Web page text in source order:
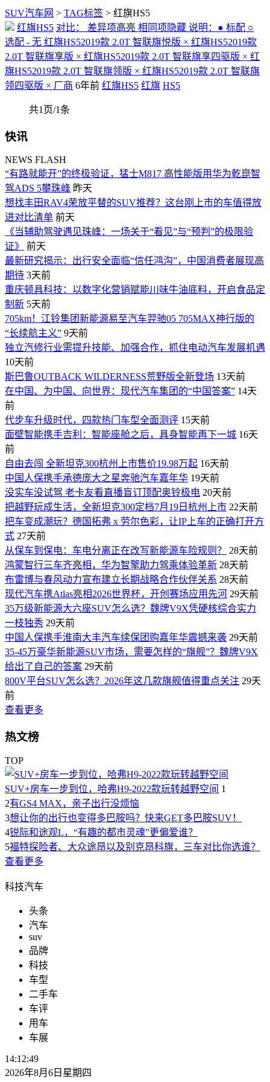
SUV汽车网 > TAG标签 > 红旗HS5
红旗HS5 对比： 差异项高亮 相同项隐藏 说明：● 标配 ○
选配 - 无 红旗HS52019款 2.0T 智联旗悦版 × 红旗HS52019款
2.0T 智联旗享版 × 红旗HS52019款 2.0T 智联旗享四驱版 × 红
旗HS52019款 2.0T 智联旗领版 × 红旗HS52019款 2.0T 智联旗
领四驱版 × 厂商 6年前 红旗HS5 红旗 HS5
共1页/1条
快讯
NEWS FLASH
“有路就能开”的终极验证，猛士M817 高性能版用华为乾崑智
驾ADS 5攀珠峰 昨天
想找丰田RAV4荣放平替的SUV推荐？这台刚上市的车值得放
进对比清单 前天
《当辅助驾驶遇见珠峰：一场关于“看见”与“预判”的极限验
证》
前天
最新研究揭示：出行安全面临“信任鸿沟”，中国消费者展现高
期待 3天前
重庆顿具科技：以数字化营销赋能川味牛油底料，开启食品定
制新 5天前
705km！江铃集团新能源易至汽车羿驰05 705MAX神行版的
“长续航主义” 9天前
独立汽修行业需提升技能、加强合作，抓住电动汽车发展机遇
10天前
斯巴鲁OUTBACK WILDERNESS荒野版全新登场 13天前
在中国、为中国、向世界：现代汽车集团的“中国答案” 14天
前
代步车升级时代，四款热门车型全面测评 15天前
面壁智能携手吉利：智能座舱之后，具身智能再下一城 16天
前
自由去闯 全新坦克300杭州上市售价19.98万起 16天前
中国人保携手承德庞大之星奔驰汽车嘉年华 19天前
没实车没试驾 老卡友看直播盲订顶配奥铃极电 20天前
把越野玩成生活，全新坦克300定档7月19日杭州上市 22天前
​把车变成潮玩？德国拓弗 x 劳尔色彩，让IP上车的正确打开方
式 27天前
从保车到保电：车电分离正在改写新能源车险规则？
28天前
鸿蒙智行三车齐亮相，华为智擎助力驾乘体验革新 28天前
布雷博与春风动力宣布建立长期战略合作伙伴关系 28天前
现代汽车携Atlas亮相2026世界杯，开创赛场应用先河 29天前
35万级新能源大六座SUV怎么选？魏牌V9X凭硬核综合实力
一枝独秀 29天前
中国人保携手淮南大丰汽车续保团购嘉年华震撼来袭 29天前
35-45万豪华新能源SUV市场，需要怎样的“旗舰”？魏牌V9X
给出了自己的答案 29天前
800V平台SUV怎么选？2026年这几款旗舰值得重点关注 29天
前
查看更多
热文榜
TOP
SUV+房车一步到位，哈弗H9-2022款玩转越野空间 1
2有GS4 MAX，亲子出行没烦恼
3想让你的出行也变得多巴胺吗？快来GET多巴胺SUV！
4锐际和途观L，“有趣的都市灵魂”更偏爱谁？
5福特探险者、大众途昂以及别克昂科旗，三车对比你选谁？
查看更多
科技汽车
头条
汽车
suv
品牌
科技
车型
二手车
车评
用车
车展
14:12:49
2026年8月6日星期四